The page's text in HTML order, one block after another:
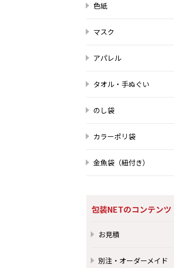
色紙
マスク
アパレル
タオル・手ぬぐい
のし袋
カラーポリ袋
金魚袋（紐付き）
包装NETのコンテンツ
お見積
別注・オーダーメイド